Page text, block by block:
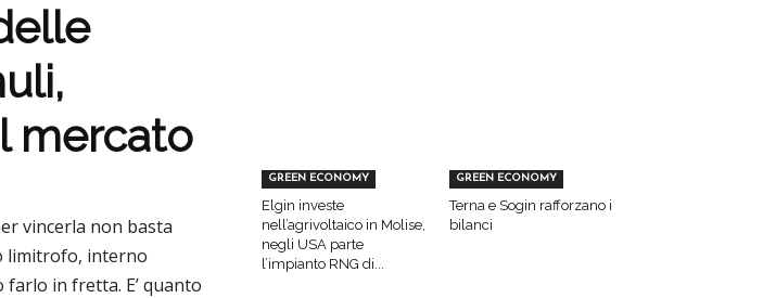
mercato
vincerla non basta
limitrofo, interno
farlo in fretta. E’ quanto
GREEN ECONOMY
Elgin investe
nell’agrivoltaico in Molise,
negli USA parte
l’impianto RNG di...
GREEN ECONOMY
Terna e Sogin rafforzano i
bilanci